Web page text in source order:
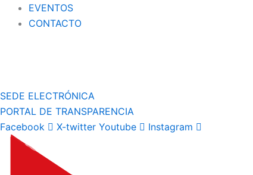
EVENTOS
CONTACTO
SEDE ELECTRÓNICA
PORTAL DE TRANSPARENCIA
Facebook
X-twitter Youtube Instagram